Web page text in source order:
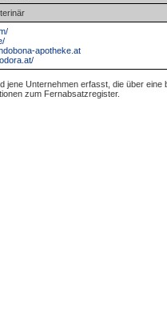
apotheke.at
jene Unternehmen erfasst, die über
zum Fernabsatzregister.